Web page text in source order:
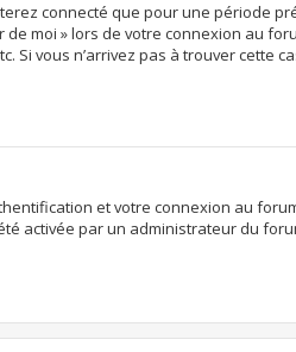
connecté que pour une période
moi » lors de votre connexion au
vous n’arrivez pas à trouver cette
et votre connexion au
activée par un administrateur du